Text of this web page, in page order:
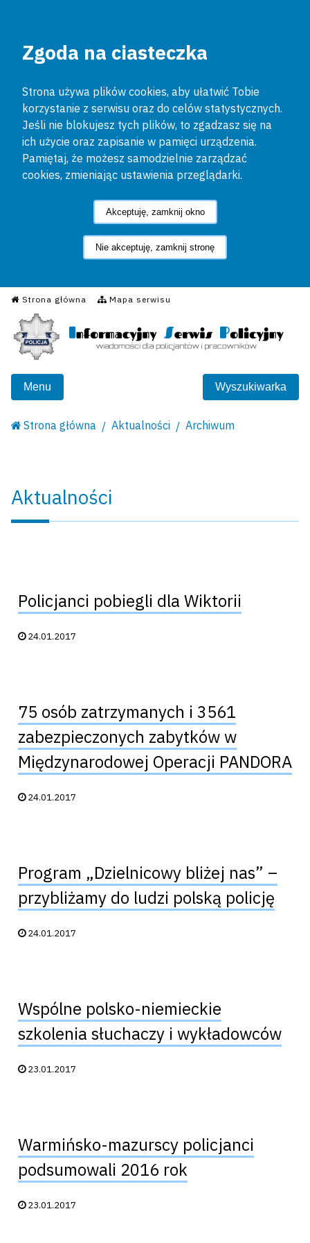
Zgoda na ciasteczka
Strona używa plików cookies, aby ułatwić Tobie
korzystanie z serwisu oraz do celów statystycznych.
Jeśli nie blokujesz tych plików, to zgadzasz się na
ich użycie oraz zapisanie w pamięci urządzenia.
Pamiętaj, że możesz samodzielnie zarządzać
cookies, zmieniając ustawienia przeglądarki.
Akceptuję, zamknij okno
Nie akceptuję, zamknij stronę
Strona główna Mapa serwisu
Informacyjny Serwis
Menu Wyszukiwarka
Strona główna Aktualności Archiwum
Aktualności
Policjanci pobiegli dla Wiktorii
Data publikacji:
24.01.2017
75 osób zatrzymanych i 3561
zabezpieczonych zabytków w
Międzynarodowej Operacji PANDORA
Data publikacji:
24.01.2017
Program „Dzielnicowy bliżej nas” –
przybliżamy do ludzi polską policję
Data publikacji:
24.01.2017
Wspólne polsko-niemieckie
szkolenia słuchaczy i wykładowców
Data publikacji:
23.01.2017
Warmińsko-mazurscy policjanci
podsumowali 2016 rok
Data publikacji:
23.01.2017